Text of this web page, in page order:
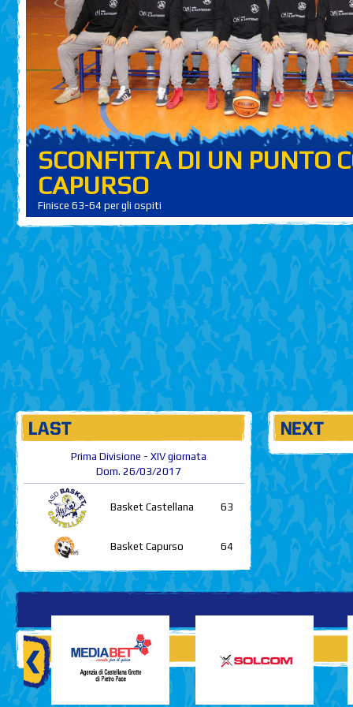
SCONFITTA DI UN PUNTO
CAPURSO
Finisce 63-64 per gli ospiti
Prima Divisione - XIV giornata
Dom. 26/03/2017
Basket Castellana 63
Basket Capurso 64